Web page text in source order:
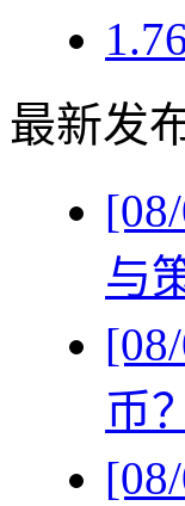
最新发
与
币？